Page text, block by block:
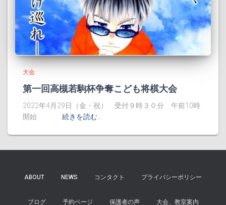
大会
第一回高槻若駒杯争奪こども将棋大会
2022年4月29日（金・祝） 受付９時３０分 午前10時
開始
続きを読む…
ABOUT NEWS コンタクト プライバシーポリシー
ブログ 予約ページ 保護者の声 大会、教室案内